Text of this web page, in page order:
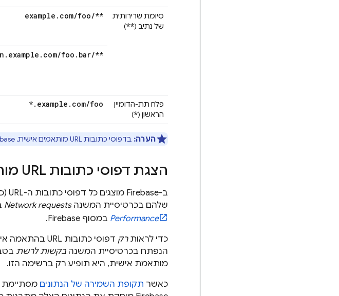
סיומת שרירותית
של נתיב (**
)
example . com/foo/**
. example . com/foo . bar/**
פלח תת-הדומיין
הראשון (*
)
*. example . com/foo
הערה: בדפוסי כתובות URL מותאמים אישית, Firebase לא תומך בתחביר של
הצגת דפוסי כתובות URL מותאמים אישית והנתונים שלהם
שלהם בכרטיסיית המשנהNetwork requests
Performance במסוף Firebase
.
כדי לראותרק דפוסי כתובות URL בהתאמה אישית, בוחרים באפשרות
הנפתח בכרטיסיית המשנה בקשות לרשת
מותאמת אישית, היא תופיע רק ברשימה הזו.
כאשר תקופת השמירה של הנתונים